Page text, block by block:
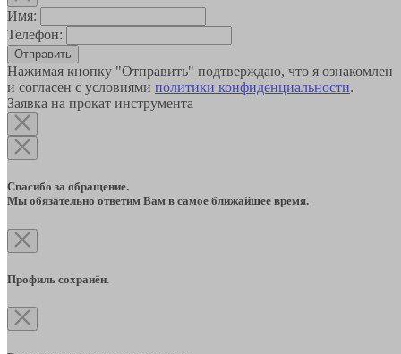
Имя:
Телефон:
Отправить
Нажимая кнопку "Отправить" подтверждаю, что я ознакомлен
и согласен с условиями политики конфиденциальности.
Заявка на прокат инструмента
Спасибо за обращение.
Мы обязательно ответим Вам в самое ближайшее время.
Профиль сохранён.